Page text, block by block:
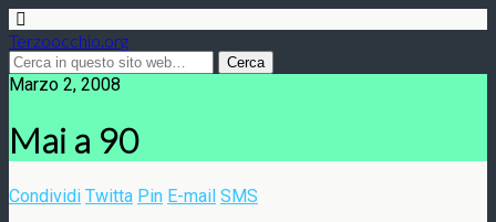
Terzoocchio.org
Marzo 2, 2008
Mai a 90
Condividi Twitta Pin E-mail SMS